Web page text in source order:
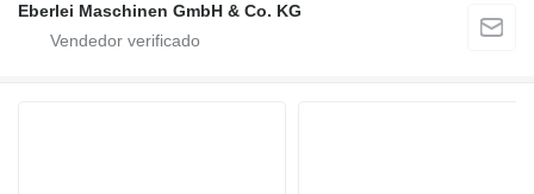
Eberlei Maschinen GmbH & Co. KG